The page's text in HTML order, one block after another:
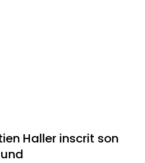
Haller inscrit son